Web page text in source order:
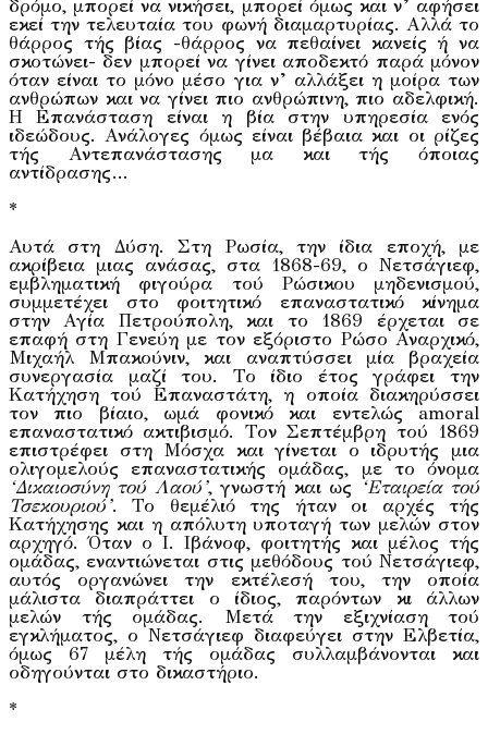
δρόμο, μπορεί να νικήσει, μπορεί όμως και ν’ αφήσει
εκεί την τελευταία του φωνή διαμαρτυρίας. Αλλά το
θάρρος τής βίας -θάρρος να πεθαίνει κανείς ή να
σκοτώνει- δεν μπορεί να γίνει αποδεκτό παρά μόνον
όταν είναι το μόνο μέσο για ν’ αλλάξει η μοίρα των
ανθρώπων και να γίνει πιο ανθρώπινη, πιο αδελφική.
Η Επανάσταση είναι η βία στην υπηρεσία ενός
ιδεώδους. Ανάλογες όμως είναι βέβαια και οι ρίζες
τής Αντεπανάστασης μα και τής όποιας
αντίδρασης…
*
Αυτά στη Δύση. Στη Ρωσία, την ίδια εποχή, με
ακρίβεια μιας ανάσας, στα 1868-69, ο Νετσάγιεφ,
εμβληματική φιγούρα τού Ρώσικου μηδενισμού,
συμμετέχει στο φοιτητικό επαναστατικό κίνημα
στην Αγία Πετρούπολη, και το 1869 έρχεται σε
επαφή στη Γενεύη με τον εξόριστο Ρώσο Αναρχικό,
Μιχαήλ Μπακούνιν, και αναπτύσσει μία βραχεία
συνεργασία μαζί του. Το ίδιο έτος γράφει την
Κατήχηση τού Επαναστάτη, η οποία διακηρύσσει
τον πιο βίαιο, ωμά φονικό και εντελώς amoral
επαναστατικό ακτιβισμό. Τον Σεπτέμβρη τού 1869
επιστρέφει στη Μόσχα και γίνεται ο ιδρυτής μια
ολιγομελούς επαναστατικής ομάδας, με το όνομα
‘Δικαιοσύνη τού Λαού’, γνωστή και ως
‘Εταιρεία τού
Τσεκουριού’. Το θεμέλιό της ήταν οι αρχές τής
Κατήχησης και η απόλυτη υποταγή των μελών στον
αρχηγό. Όταν ο Ι. Ιβάνοφ, φοιτητής και μέλος τής
ομάδας, εναντιώνεται στις μεθόδους τού Νετσάγιεφ,
αυτός οργανώνει την εκτέλεσή του, την οποία
μάλιστα διαπράττει ο ίδιος, παρόντων κι άλλων
μελών τής ομάδας. Μετά την εξιχνίαση τού
εγκλήματος, ο Νετσάγιεφ διαφεύγει στην Ελβετία,
όμως 67 μέλη τής ομάδας συλλαμβάνονται και
οδηγούνται στο δικαστήριο.
*